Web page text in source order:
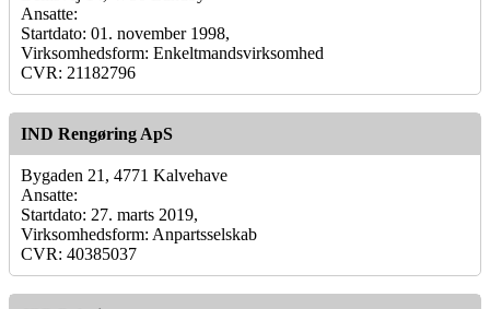
Ansatte:
Startdato: 01. november 1998,
Virksomhedsform: Enkeltmandsvirksomhed
CVR: 21182796
IND Rengøring ApS
Bygaden 21, 4771 Kalvehave
Ansatte:
Startdato: 27. marts 2019,
Virksomhedsform: Anpartsselskab
CVR: 40385037